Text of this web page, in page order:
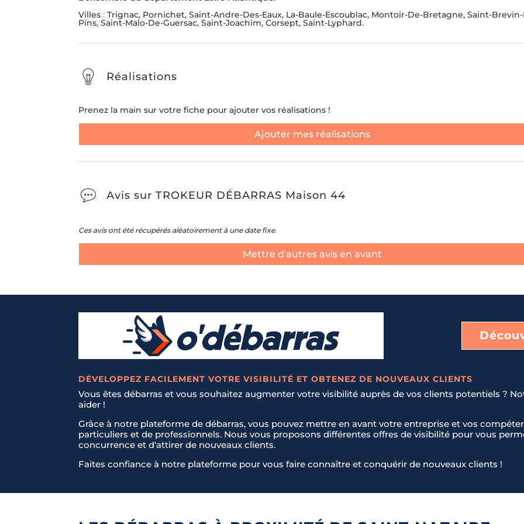
Villes :Trignac, Pornichet, Saint-Andre-Des-Eaux, La-Baule-Escoublac, Montoir-De-Bretagne, Saint-Brevin-
Pins, Saint-Malo-De-Guersac, Saint-Joachim, Corsept, Saint-Lyphard.
Réalisations
Prenez la main sur votre fiche pour ajouter vos réalisations !
Ajouter mes réalisations
Avis sur TROKEUR DÉBARRAS Maison 44
Ces avis ont été récupérés aléatoirement à une date fixe.
Mettre d'autres avis en avant
DÉVELOPPEZ FACILEMENT VOTRE VISIBILITÉ ET OBTENEZ DE NOUVEAUX CLIENTS
Vous êtes débarras et vous souhaitez augmenter votre visibilité auprès de vos clients potentiels ?
aider !
Grâce à notre plateforme de débarras, vous pouvez mettre en avant votre entreprise et vos
particuliers et de professionnels. Nous vous proposons différentes offres de visibilité pour vous
concurrence et d'attirer de nouveaux clients.
Faites confiance à notre plateforme pour vous faire connaître et conquérir de nouveaux clients !